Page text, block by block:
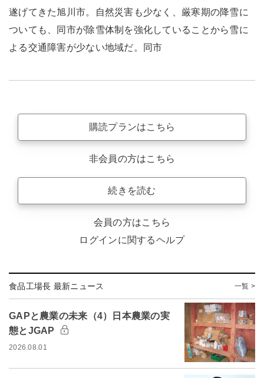
遂げてきた旭川市。自然災害も少なく、厳寒期の降雪に
ついても、同市が除雪体制を強化していることから雪に
よる交通障害が少ない地域だ。同市
購読プランはこちら
非会員の方はこちら
続きを読む
会員の方はこちら
ログインに関するヘルプ
食品工場長 最新ニュース 一覧 >
GAPと農業の未来（4）日本農業の実
態とJGAP
2026.08.01